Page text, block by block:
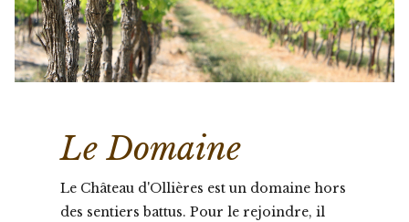
Le Domaine
Le Château d'Ollières est un domaine hors
des sentiers battus. Pour le rejoindre, il